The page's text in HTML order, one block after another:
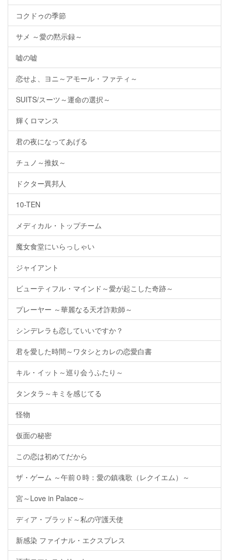
コクドゥの季節
サメ ～愛の黙示録～
嘘の嘘
恋せよ、ヨニ～アモール・ファティ～
SUITS/スーツ～運命の選択～
輝くロマンス
君の夜になってあげる
チュノ～推奴～
ドクター異邦人
10-TEN
メディカル・トップチーム
魔女食堂にいらっしゃい
ジャイアント
ビューティフル・マインド～愛が起こした奇跡～
プレーヤー ～華麗なる天才詐欺師～
シンデレラも恋していいですか？
君を愛した時間～ワタシとカレの恋愛白書
キル・イット～巡り会うふたり～
タンタラ～キミを感じてる
怪物
仮面の秘密
この恋は初めてだから
ザ・ゲーム ～午前０時：愛の鎮魂歌（レクイエム）～
宮～Love in Palace～
ディア・ブラッド～私の守護天使
新感染 ファイナル・エクスプレス